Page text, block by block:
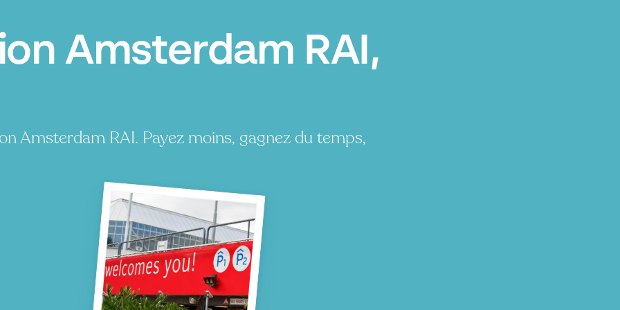
Amsterdam RAI,
Amsterdam RAI. Payez moins, gagnez du temps,